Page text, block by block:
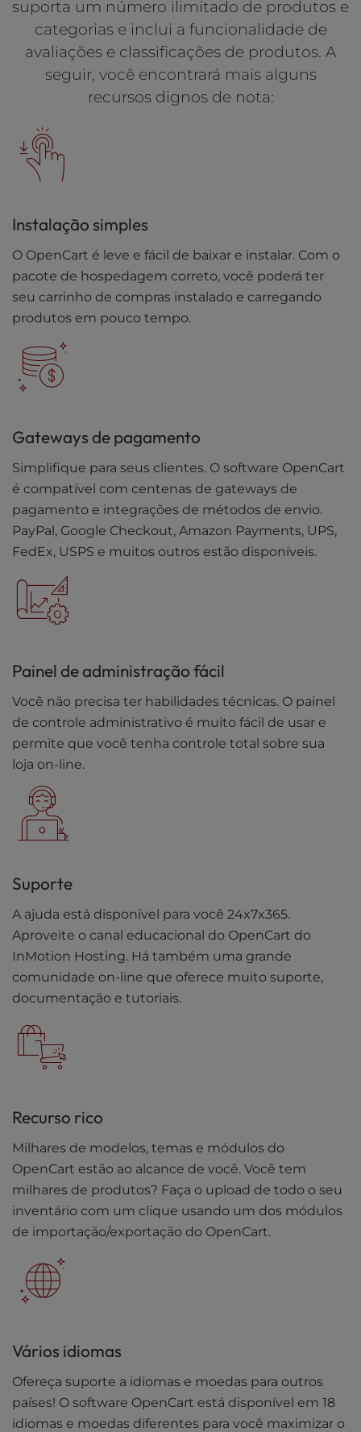
suporta um número ilimitado de produtos e
categorias e inclui a funcionalidade de
avaliações e classificações de produtos. A
seguir, você encontrará mais alguns
recursos dignos de nota:
Instalação simples
O OpenCart é leve e fácil de baixar e instalar. Com o
pacote de hospedagem correto, você poderá ter
seu carrinho de compras instalado e carregando
produtos em pouco tempo.
Gateways de pagamento
Simplifique para seus clientes. O software OpenCart
é compatível com centenas de gateways de
pagamento e integrações de métodos de envio.
PayPal, Google Checkout, Amazon Payments, UPS,
FedEx, USPS e muitos outros estão disponíveis.
Painel de administração fácil
Você não precisa ter habilidades técnicas. O painel
de controle administrativo é muito fácil de usar e
permite que você tenha controle total sobre sua
loja on-line.
Suporte
A ajuda está disponível para você 24x7x365.
Aproveite o canal educacional do OpenCart do
InMotion Hosting. Há também uma grande
comunidade on-line que oferece muito suporte,
documentação e tutoriais.
Recurso rico
Milhares de modelos, temas e módulos do
OpenCart estão ao alcance de você. Você tem
milhares de produtos? Faça o upload de todo o seu
inventário com um clique usando um dos módulos
de importação/exportação do OpenCart.
Vários idiomas
Ofereça suporte a idiomas e moedas para outros
países! O software OpenCart está disponível em 18
idiomas e moedas diferentes para você maximizar o